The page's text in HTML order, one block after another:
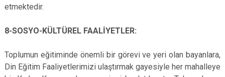
etmektedir.
8-SOSYO-KÜLTÜREL FAALİYETLER:
Toplumun eğitiminde önemli bir görevi ve yeri olan bayanlara,
Din Eğitim Faaliyetlerimizi ulaştırmak gayesiyle her mahalleye